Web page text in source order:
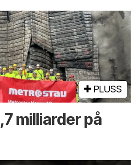
PLUSS
milliarder på